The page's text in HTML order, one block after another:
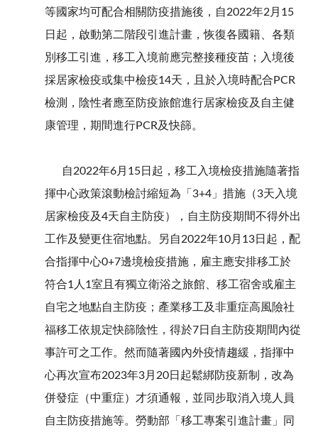
等國家均可配合相關防疫措施後，自2022年2月15
日起，啟動第二階段引進計畫，恢復各國籍、各類
別移工引進，移工入境前應完整接種疫苗；入境後
採居家檢疫或集中檢疫14天，且於入境時配合PCR
檢測，陰性者應至防疫旅館進行居家檢疫及自主健
康管理，期間進行PCR及快篩。
自2022年6月15日起，移工入境檢疫措施隨著指
揮中心政策滾動檢討縮短為「3+4」措施（3天入境
居家檢疫及4天自主防疫），自主防疫期間不得外出
工作及變更住宿地點。另自2022年10月13日起，配
合指揮中心0+7邊境檢疫措施，雇主應安排移工於
符合1人1室且有獨立衛浴之旅館、移工宿舍或雇主
自宅之地點自主防疫；產業移工及非重症高風險社
福移工依規定快篩陰性，得於7日自主防疫期間內從
事許可之工作。然而隨著國內外疫情趨緩，指揮中
心再次宣布2023年3月20日起鬆綁防疫新制，改為
併發症（中重症）才須通報，並同步取消入境人員
自主防疫措施等。勞動部「移工專案引進計畫」同